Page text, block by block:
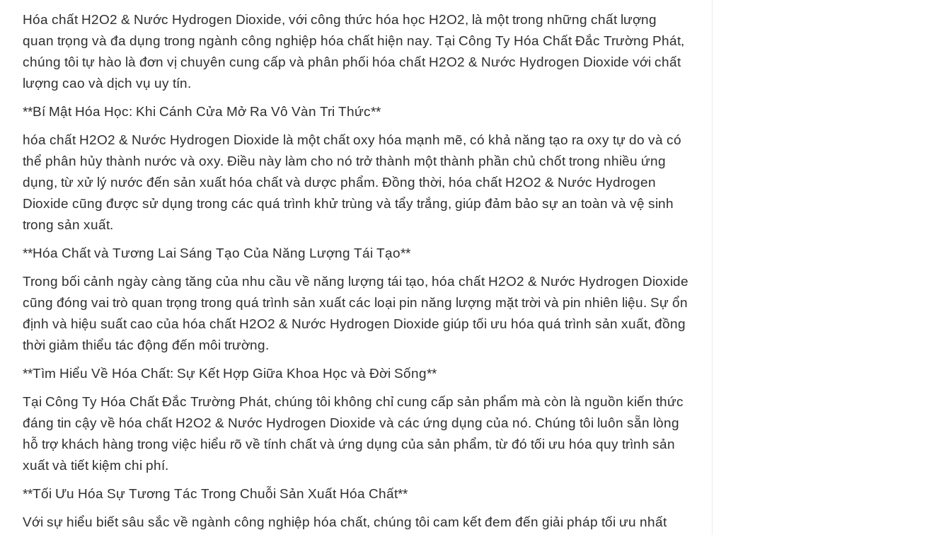
Hóa chất H2O2 & Nước Hydrogen Dioxide, với công thức hóa học H2O2, là một trong những chất lượng
quan trọng và đa dụng trong ngành công nghiệp hóa chất hiện nay. Tại Công Ty Hóa Chất Đắc Trường Phát,
chúng tôi tự hào là đơn vị chuyên cung cấp và phân phối hóa chất H2O2 & Nước Hydrogen Dioxide với chất
lượng cao và dịch vụ uy tín.
**Bí Mật Hóa Học: Khi Cánh Cửa Mở Ra Vô Vàn Tri Thức**
hóa chất H2O2 & Nước Hydrogen Dioxide là một chất oxy hóa mạnh mẽ, có khả năng tạo ra oxy tự do và có
thể phân hủy thành nước và oxy. Điều này làm cho nó trở thành một thành phần chủ chốt trong nhiều ứng
dụng, từ xử lý nước đến sản xuất hóa chất và dược phẩm. Đồng thời, hóa chất H2O2 & Nước Hydrogen
Dioxide cũng được sử dụng trong các quá trình khử trùng và tẩy trắng, giúp đảm bảo sự an toàn và vệ sinh
trong sản xuất.
**Hóa Chất và Tương Lai Sáng Tạo Của Năng Lượng Tái Tạo**
Trong bối cảnh ngày càng tăng của nhu cầu về năng lượng tái tạo, hóa chất H2O2 & Nước Hydrogen Dioxide
cũng đóng vai trò quan trọng trong quá trình sản xuất các loại pin năng lượng mặt trời và pin nhiên liệu. Sự ổn
định và hiệu suất cao của hóa chất H2O2 & Nước Hydrogen Dioxide giúp tối ưu hóa quá trình sản xuất, đồng
thời giảm thiểu tác động đến môi trường.
**Tìm Hiểu Về Hóa Chất: Sự Kết Hợp Giữa Khoa Học và Đời Sống**
Tại Công Ty Hóa Chất Đắc Trường Phát, chúng tôi không chỉ cung cấp sản phẩm mà còn là nguồn kiến thức
đáng tin cậy về hóa chất H2O2 & Nước Hydrogen Dioxide và các ứng dụng của nó. Chúng tôi luôn sẵn lòng
hỗ trợ khách hàng trong việc hiểu rõ về tính chất và ứng dụng của sản phẩm, từ đó tối ưu hóa quy trình sản
xuất và tiết kiệm chi phí.
**Tối Ưu Hóa Sự Tương Tác Trong Chuỗi Sản Xuất Hóa Chất**
Với sự hiểu biết sâu sắc về ngành công nghiệp hóa chất, chúng tôi cam kết đem đến giải pháp tối ưu nhất